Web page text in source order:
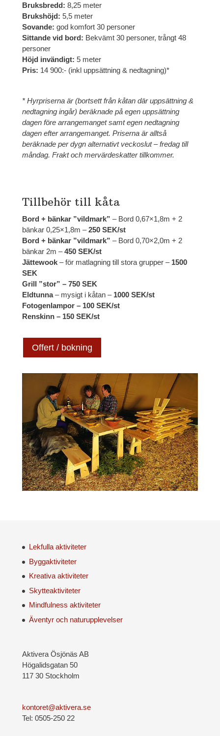
Bruksbredd: 8,25 meter
Brukshöjd: 5,5 meter
Sovande: god komfort 30 personer
Sittande vid bord: Bekvämt 30 personer, trångt 48
personer
Höjd invändigt: 5 meter
Pris: 14 900:- (inkl uppsättning & nedtagning)*
* Hyrpriserna är (bortsett från kåtan där uppsättning &
nedtagning ingår) beräknade på egen uppsättning
dagen före arrangemanget samt egen nedtagning
dagen efter arrangemanget. Priserna är alltså
beräknade per dygn alternativt veckoslut – fredag till
måndag. Frakt och mervärdeskatter tillkommer.
Tillbehör till kåta
Bord + bänkar ”vildmark” – Bord 0,67×1,8m + 2
bänkar 0,25×1,8m –250 SEK/st
Bord + bänkar ”vildmark” – Bord 0,70×2,0m + 2
bänkar 2m –450 SEK/st
Jättewook– för matlagning till stora grupper – 1500
SEK
Grill ”stor” – 750 SEK
Eldtunna– mysigt i kåtan – 1000 SEK/st
Fotogenlampor – 100 SEK/st
Renskinn – 150 SEK/st
Offert / bokning
Lekfulla aktiviteter
Byggaktiviteter
Kreativa aktiviteter
Skytteaktiviteter
Mindfulness aktiviteter
Äventyr och naturupplevelser
Aktivera Ösjönäs AB
Högalidsgatan 50
117 30 Stockholm
kontoret@aktivera.se
Tel: 0505-250 22